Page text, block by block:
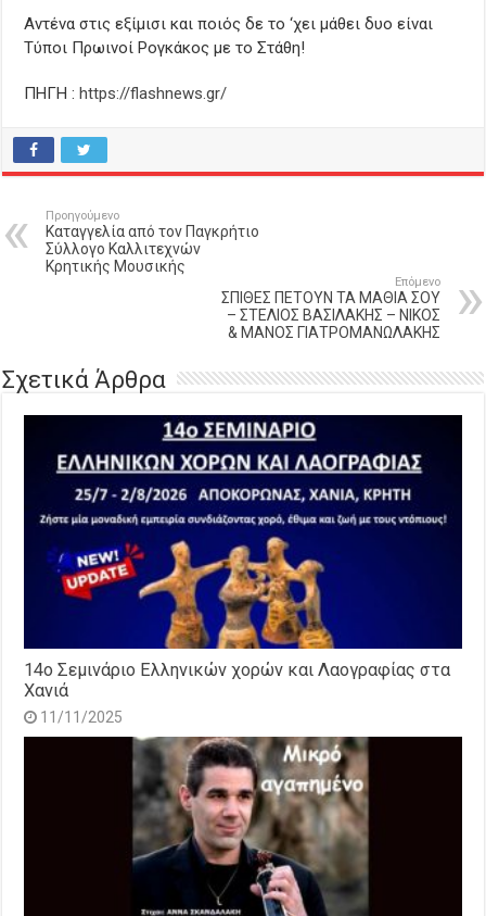
Αντένα στις εξίμισι και ποιός δε το ‘χει μάθει δυο είναι
Τύποι Πρωινοί Ρογκάκος με το Στάθη!
ΠΗΓΗ :https://flashnews.gr/
Προηγούμενο
Καταγγελία από τον Παγκρήτιο
Σύλλογο Καλλιτεχνών
Κρητικής Μουσικής
Επόμενο
ΣΠΙΘΕΣ ΠΕΤΟΥΝ ΤΑ ΜΑΘΙΑ ΣΟΥ
– ΣΤΕΛΙΟΣ ΒΑΣΙΛΑΚΗΣ – ΝΙΚΟΣ
& ΜΑΝΟΣ ΓΙΑΤΡΟΜΑΝΩΛΑΚΗΣ
Σχετικά Άρθρα
14o Σεμινάριο Ελληνικών χορών και Λαογραφίας στα
Χανιά
11/11/2025